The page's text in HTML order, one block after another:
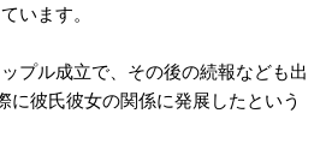
います。
プル成立で、その後の続報なども出
に彼氏彼女の関係に発展したという